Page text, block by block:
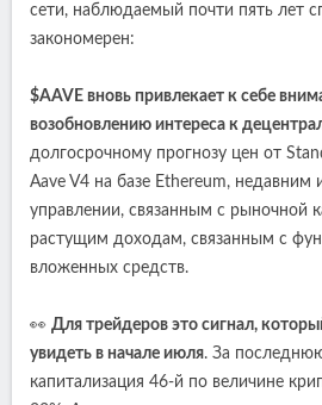
сети, наблюдаемый почти пять лет
закономерен:
$AAVE вновь привлекает к себе
возобновлению интереса к
долгосрочному прогнозу цен от
Aave V4 на базе Ethereum, недавним
управлении, связанным с рыночной
растущим доходам, связанным с
вложенных средств.
👀 Для трейдеров это сигнал,
увидеть в начале июля. За
капитализация 46-й по величине